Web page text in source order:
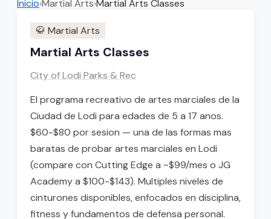
Inicio›Martial Arts›Martial Arts Classes
🥋 Martial Arts
Martial Arts Classes
City of Lodi Parks & Rec
El programa recreativo de artes marciales de la
Ciudad de Lodi para edades de 5 a 17 anos.
$60-$80 por sesion — una de las formas mas
baratas de probar artes marciales en Lodi
(compare con Cutting Edge a ~$99/mes o JG
Academy a $100-$143). Multiples niveles de
cinturones disponibles, enfocados en disciplina,
fitness y fundamentos de defensa personal.